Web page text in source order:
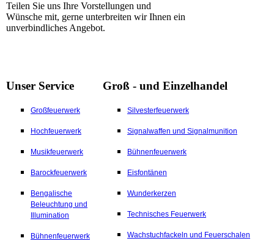
Teilen Sie uns Ihre Vorstellungen und
Wünsche mit, gerne unterbreiten wir Ihnen ein
unverbindliches Angebot.
Unser Service
Großfeuerwerk
Hochfeuerwerk
Musikfeuerwerk
Barockfeuerwerk
Bengalische
Beleuchtung und
Illumination
Bühnenfeuerwerk
Groß - und Einzelhandel
Silvesterfeuerwerk
Signalwaffen und Signalmunition
Bühnenfeuerwerk
Eisfontänen
Wunderkerzen
Technisches Feuerwerk
Wachstuchfackeln und Feuerschalen